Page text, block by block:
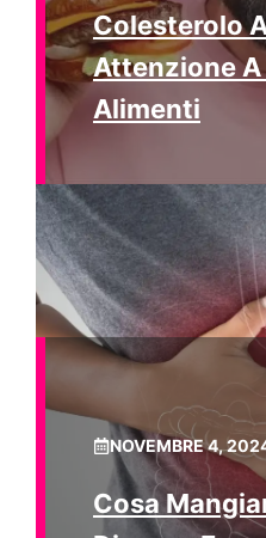
Colesterolo
Attenzione A
Alimenti
NOVEMBRE 4,
Cosa